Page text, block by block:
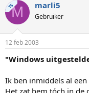
TSM marli5
Gebruiker
12 feb 2003
"Windows
Ik ben inmiddels al een
Het zat hem tóch in de